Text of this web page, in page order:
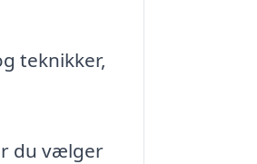
teknikker,
du vælger